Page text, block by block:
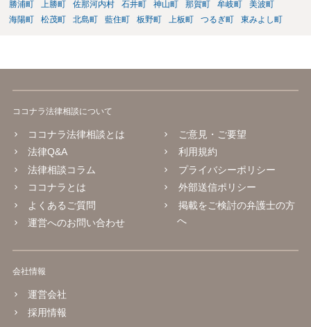
勝浦町
上勝町 佐那河内村 石井町 神山町 那賀町 牟岐町
美波町
海陽町
松茂町 北島町 藍住町 板野町 上板町 つるぎ町 東みよし町
ココナラ法律相談について
ココナラ法律相談とは
法律Q&A
法律相談コラム
ココナラとは
よくあるご質問
運営へのお問い合わせ
ご意見・ご要望
利用規約
プライバシーポリシー
外部送信ポリシー
掲載をご検討の弁護士の方
へ
会社情報
運営会社
採用情報